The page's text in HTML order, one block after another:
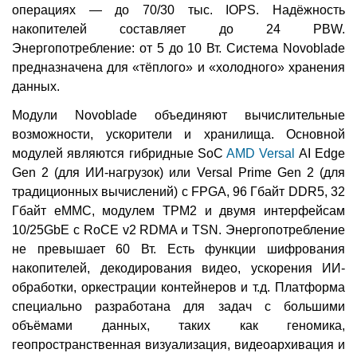
операциях — до 70/30 тыс. IOPS. Надёжность
накопителей составляет до 24 PBW.
Энергопотребление: от 5 до 10 Вт. Система Novoblade
предназначена для «тёплого» и «холодного» хранения
данных.
Модули Novoblade объединяют вычислительные
возможности, ускорители и хранилища. Основной
модулей являются гибридные SoCAMD Versal AI Edge
Gen 2 (для ИИ-нагрузок) или Versal Prime Gen 2 (для
традиционных вычислений) c FPGA, 96 Гбайт DDR5, 32
Гбайт eMMC, модулем TPM2 и двумя интерфейсам
10/25GbE с RoCE v2 RDMA и TSN. Энергопотребление
не превышает 60 Вт. Есть функции шифрования
накопителей, декодирования видео, ускорения ИИ-
обработки, оркестрации контейнеров и т.д. Платформа
специально разработана для задач с большими
объёмами данных, таких как геномика,
геопространственная визуализация, видеоархивация и